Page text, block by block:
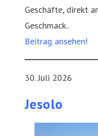
Geschäfte, direkt
Geschmack..
Beitrag ansehen!
30. Juli 2026
Jesolo